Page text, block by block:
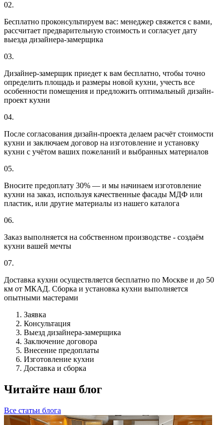
02.
Бесплатно проконсультируем вас: менеджер свяжется с вами,
рассчитает предварительную стоимость и согласует дату
выезда дизайнера-замерщика
03.
Дизайнер-замерщик приедет к вам бесплатно, чтобы точно
определить площадь и размеры новой кухни, учесть все
особенности помещения и предложить оптимальный дизайн-
проект кухни
04.
После согласования дизайн-проекта делаем расчёт стоимости
кухни и заключаем договор на изготовление и установку
кухни с учётом ваших пожеланий и выбранных материалов
05.
Вносите предоплату 30% — и мы начинаем изготовление
кухни на заказ, используя качественные фасады МДФ или
пластик, или другие материалы из нашего каталога
06.
Заказ выполняется на собственном производстве - создаём
кухни вашей мечты
07.
Доставка кухни осуществляется бесплатно по Москве и до 50
км от МКАД. Сборка и установка кухни выполняется
опытными мастерами
Заявка
Консультация
Выезд дизайнера-замерщика
Заключение договора
Внесение предоплаты
Изготовление кухни
Доставка и сборка
Читайте наш блог
Все статьи блога